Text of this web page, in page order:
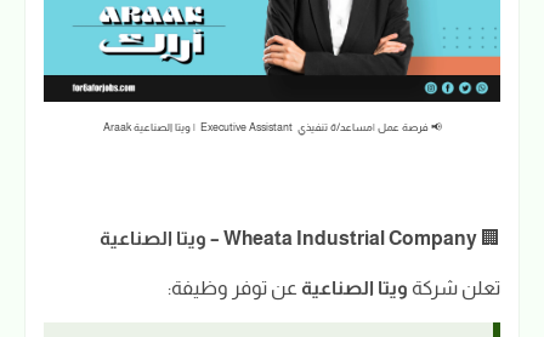
📢 فرصة عمل |مساعد/ة تنفيذي Executive Assistant | ويتا الصناعية Araak
🏢 Wheata Industrial Company – ويتا الصناعية
تعلن شركة ويتا الصناعية عن توفر وظيفة: